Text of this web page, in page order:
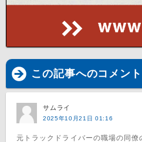
この記事へのコメント
サムライ
2025年10月21日 01:16
元トラックドライバーの職場の同